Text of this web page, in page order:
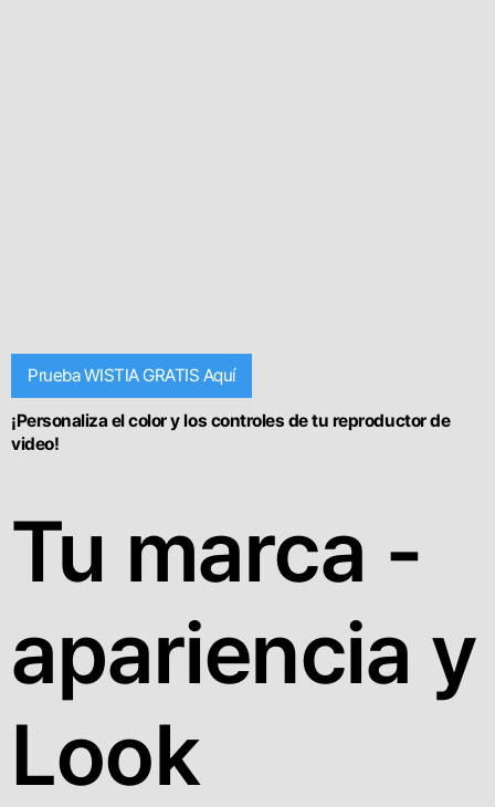
Prueba WISTIA GRATIS Aquí
¡Personaliza el color y los controles de tu reproductor de
video!
Tu marca -
apariencia y
Look